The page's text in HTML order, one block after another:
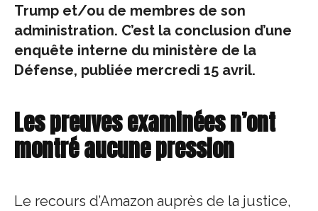
Trump et/ou de membres de son
administration. C’est la conclusion d’une
enquête interne du ministère de la
Défense, publiée mercredi 15 avril.
Les preuves examinées n’ont
montré aucune pression
Le recours d’Amazon auprès de la justice,